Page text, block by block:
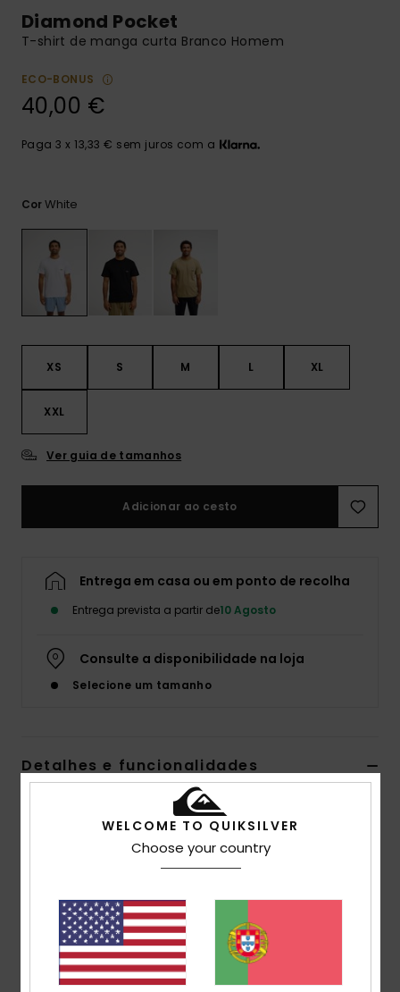
conversa
nosso
Diamond Pocket
T-shirt de manga curta Branco Homem
ECO-BONUS
40,00 €
Paga 3 x 13,33 € sem juros com a
CorWhite
XS S M L XL
XXL
Ver guia de tamanhos
Adicionar ao cesto
Entrega em casa ou em ponto de recolha
Entrega prevista a partir de10 Agosto
Consulte a disponibilidade na loja
Selecione um tamanho
Detalhes e funcionalidades
T-shirt de manga curta Branco Homem
Código de Cor
Tecido:100% algodão orgânico, [200 g/m2]
Corte:corte Regular
Gola:gola redonda
Bolsos:bolso único no peito
WELCOME TO QUIKSILVER
Choose your country